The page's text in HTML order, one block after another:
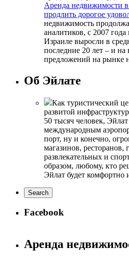
Аренда недвижимости
продлить дорогое
недвижимость
аналитиков, с 2007
Израиле выросли в
последние 20 лет – и
предложений на рынке
Об Эйлате
Как туристический
развитой
50 тысяч человек,
международным
порт, ну и конечно,
магазинов, ресторанов,
развлекательных и
образом, любому, кто
Эйлат будет комфортно
Facebook
Аренда